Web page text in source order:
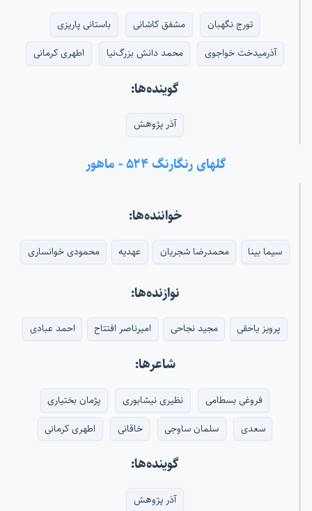
تورج نگهبان مشفق کاشانی
باستانی پاریزی
آذرمیدخت خواجوی
محمد دانش بزرگ‌نیا اطهری کرمانی
گوینده‌ها:
آذر پژوهش
گلهای رنگارنگ ۵۲۴ - ماهور
خواننده‌ها:
سیما بینا محمدرضا شجریان عهدیه محمودی خوانساری
نوازنده‌ها:
پرویز یاحقی مجید نجاحی امیرناصر افتتاح احمد عبادی
شاعرها:
فروغی بسطامی نظیری نیشابوری
پژمان بختیاری
سعدی
سلمان ساوجی خاقانی اطهری کرمانی
گوینده‌ها:
آذر پژوهش